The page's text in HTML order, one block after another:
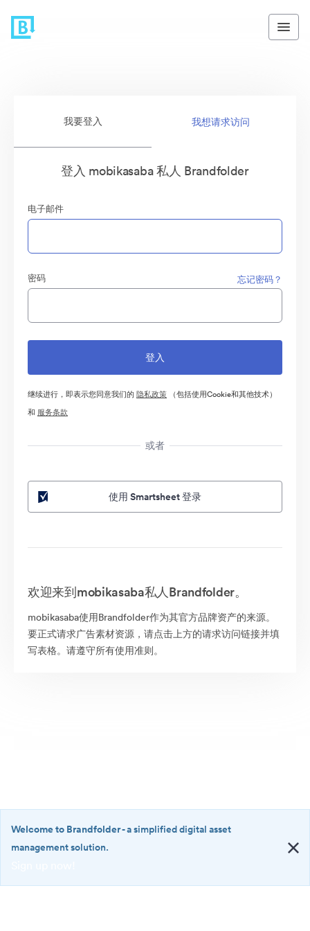
我要登入 我想请求访问
登入 mobikasaba 私人 Brandfolder
电子邮件
密码 忘记密码？
继续进行，即表示您同意我们的 隐私政策 （包括使用Cookie和其他技术）
和 服务条款
或者
使用 Smartsheet 登录
欢迎来到mobikasaba私人Brandfolder。
mobikasaba使用Brandfolder作为其官方品牌资产的来源。
要正式请求广告素材资源，请点击上方的请求访问链接并填
写表格。请遵守所有使用准则。
·
Welcome to Brandfolder- a simplified digital asset
management solution.